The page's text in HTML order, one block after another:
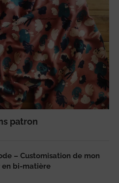
patron
– Customisation de mon
en bi-matière